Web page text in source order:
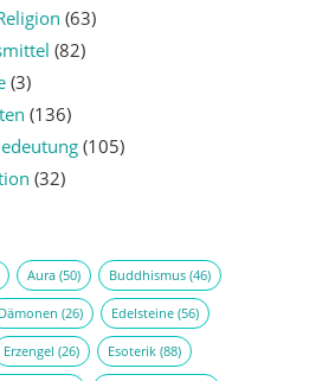
(63)
(82)
(3)
(136)
(105)
(32)
Aura(50) Buddhismus(46)
Dämonen (26) Edelsteine(56)
Erzengel (26) Esoterik(88)